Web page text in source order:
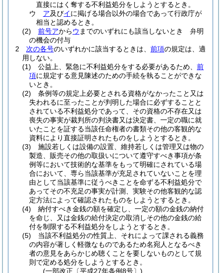
直接にはく奪する不利益処分をしようとするとき。
ウ
ア及びイに掲げる場合以外の場合であって行政庁が
相当と認めるとき。
(2)
前号アからウ までのいずれにも該当しないとき 弁明
の機会の付与
2
次の各号のいずれかに該当するときは、 前項の規定は、適
用しない。
(1)
公益上、緊急に不利益処分をする必要があるため、 前
項に規定する意見陳述のための手続を執ることができな
いとき。
(2)
条例等の規定上必要とされる資格がなかったこと又は
失われるに至ったことが判明した場合に必ずすることと
されている不利益処分であって、その資格の不存在又は
喪失の事実が裁判所の判決書又は決定書、一定の職に就
いたことを証する当該任命権者の書類その他の客観的な
資料により直接証明されたものをしようとするとき。
(3)
施設若しくは設備の設置、維持若しくは管理又は物の
製造、販売その他の取扱いについて遵守すべき事項が条
例等において技術的な基準をもって明確にされている場
合において、専ら当該基準が充足されていないことを理
由として当該基準に従うべきことを命ずる不利益処分で
あってその不充足の事実が計測、実験その他客観的な認
定方法によって確認されたものをしようとするとき。
(4)
納付すべき金銭の額を確定し、一定の額の金銭の納付
を命じ、又は金銭の給付決定の取消しその他の金銭の給
付を制限する不利益処分をしようとするとき。
(5)
当該不利益処分の性質上、それによって課される義務
の内容が著しく軽微なものであるため名宛人となるべき
者の意見をあらかじめ聴くことを要しないものとして規
則で定める処分をしようとするとき。
(一部改正〔平成27年条例8号〕)